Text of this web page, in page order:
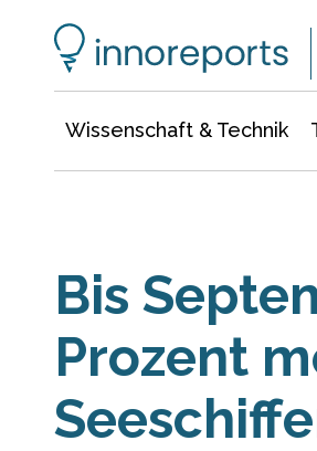
Wissenschaft & Technik
Bis
Prozent